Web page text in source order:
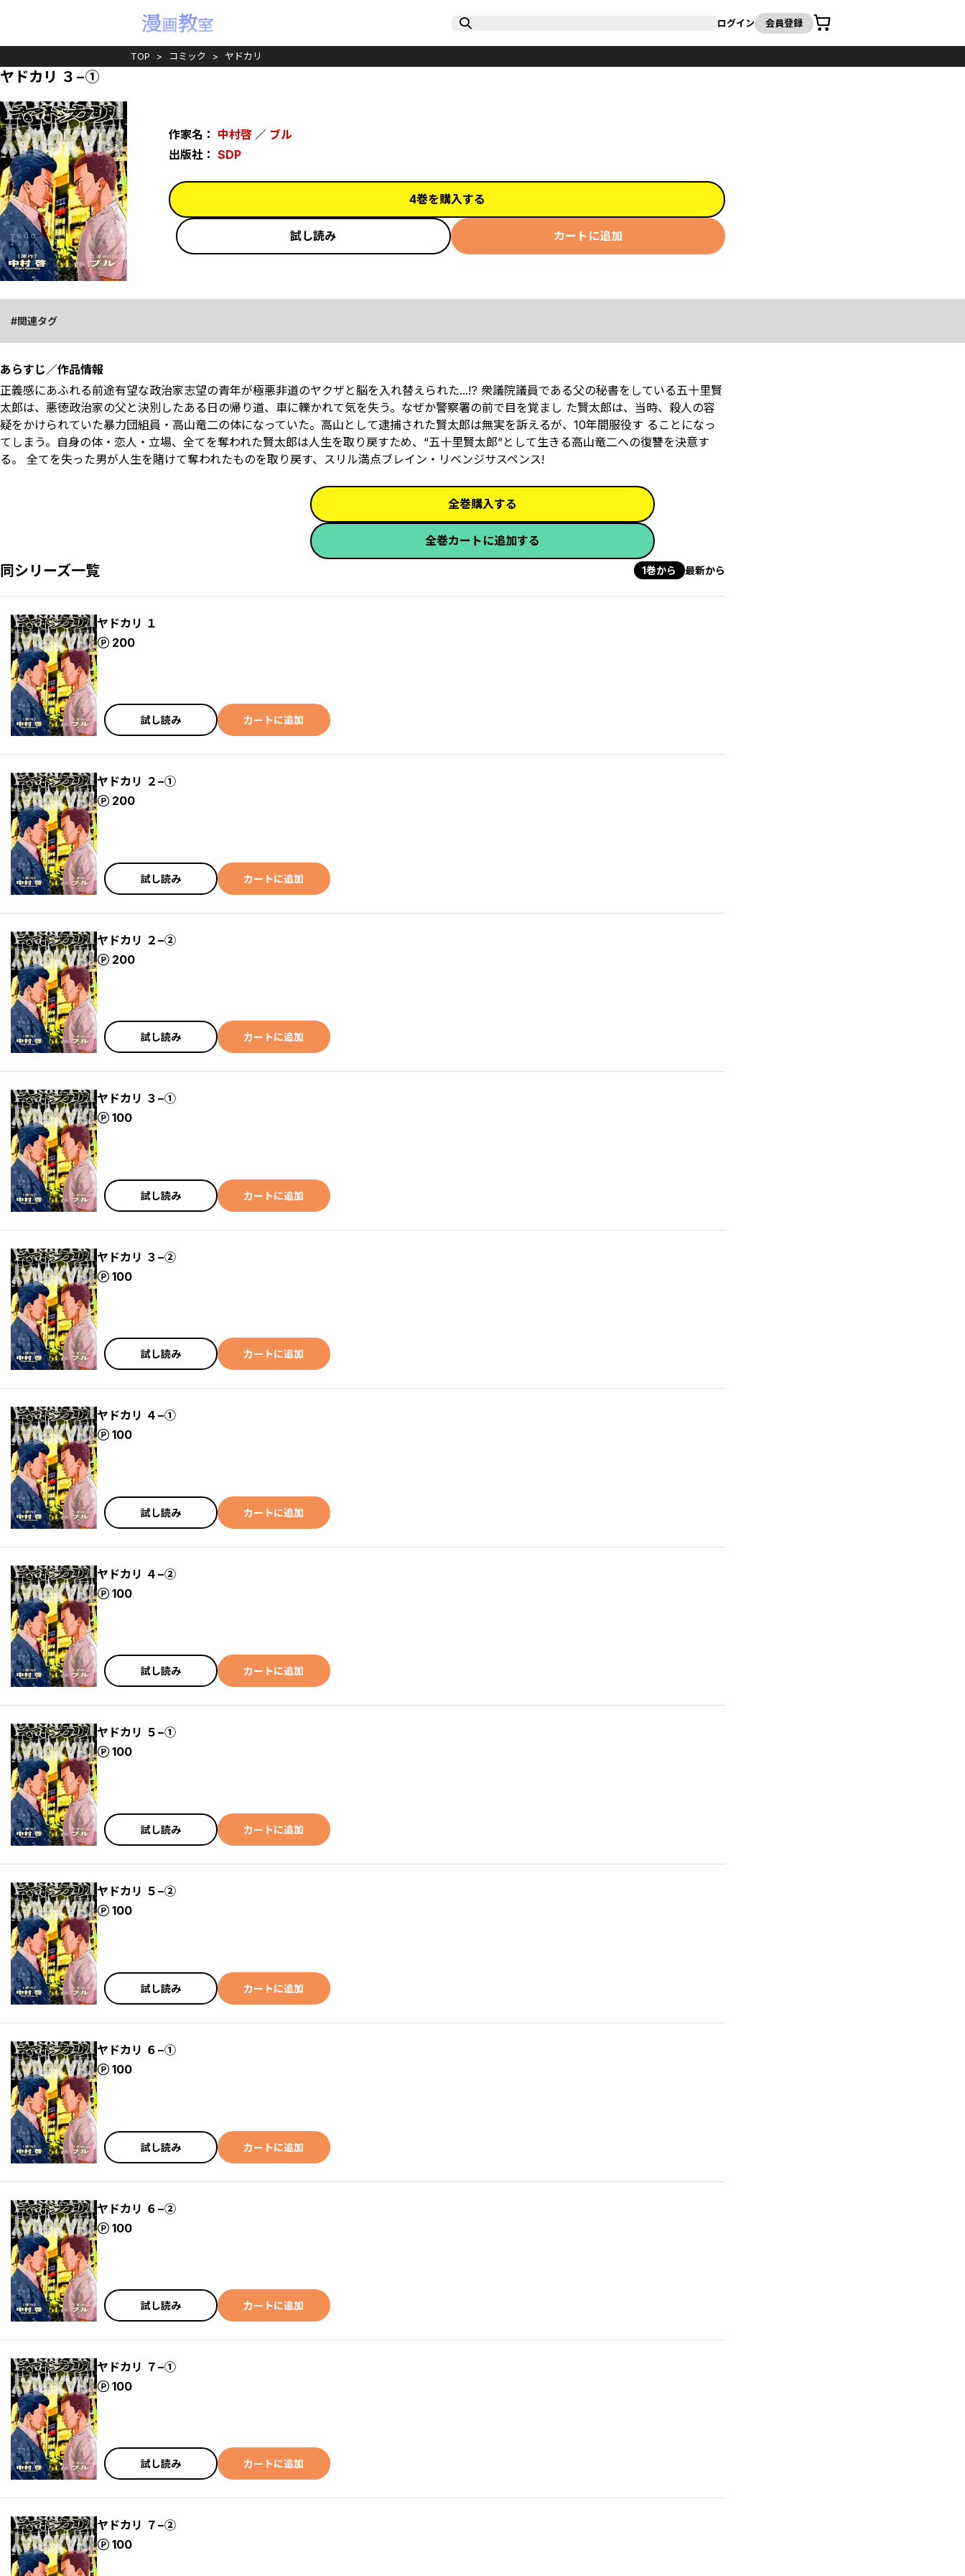
ログイン 会員登録
カート
TOP コミック ヤドカリ
ヤドカリ ３−①
作家名： 中村啓 ／ ブル
出版社： SDP
4巻を購入する
試し読み カートに追加
関連タグ
あらすじ／作品情報
正義感にあふれる前途有望な政治家志望の青年が極悪非道のヤクザと脳を入れ替えられた...!? 衆議院議員である父の秘書をしている五十里賢
太郎は、悪徳政治家の父と決別したある日の帰り道、車に轢かれて気を失う。なぜか警察署の前で目を覚まし た賢太郎は、当時、殺人の容
疑をかけられていた暴力団組員・高山竜二の体になっていた。高山として逮捕された賢太郎は無実を訴えるが、10年間服役す ることになっ
てしまう。自身の体・恋人・立場、全てを奪われた賢太郎は人生を取り戻すため、“五十里賢太郎”として生きる高山竜二への復讐を決意す
る。 全てを失った男が人生を賭けて奪われたものを取り戻す、スリル満点ブレイン・リベンジサスペンス!
全巻購入する
全巻カートに追加する
同シリーズ一覧 1巻から 最新から
ヤドカリ １
200
ポイント
試し読み カートに追加
ヤドカリ ２−①
200
ポイント
試し読み カートに追加
ヤドカリ ２−②
200
ポイント
試し読み カートに追加
ヤドカリ ３−①
100
ポイント
試し読み カートに追加
ヤドカリ ３−②
100
ポイント
試し読み カートに追加
ヤドカリ ４−①
100
ポイント
試し読み カートに追加
ヤドカリ ４−②
100
ポイント
試し読み カートに追加
ヤドカリ ５−①
100
ポイント
試し読み カートに追加
ヤドカリ ５−②
100
ポイント
試し読み カートに追加
ヤドカリ ６−①
100
ポイント
試し読み カートに追加
ヤドカリ ６−②
100
ポイント
試し読み カートに追加
ヤドカリ ７−①
100
ポイント
試し読み カートに追加
ヤドカリ ７−②
100
ポイント